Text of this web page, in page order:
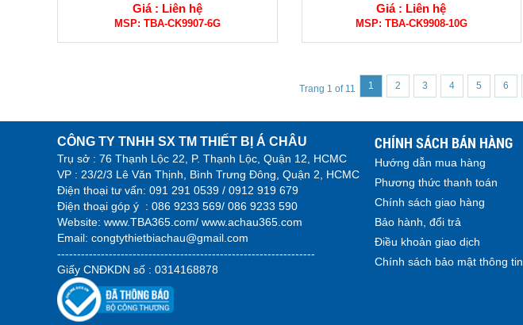
Giá : Liên hệ
MSP: TBA-CK9907-6G
Giá : Liên hệ
MSP: TBA-CK9908-10G
Trang 1 of 11 1 2 3 4 5 6
CÔNG TY TNHH SX TM THIẾT BỊ Á CHÂU
Trụ sở : 76 Thạnh Lộc 22, P. Thạnh Lộc, Quận 12, HCMC
VP : 23/2/3 Lê Văn Thịnh, Bình Trưng Đông, Quận 2, HCMC
Điện thoại tư vấn: 091 291 0539 / 0912 919 679
Điện thoại góp ý : 086 9233 569/ 086 9233 590
Website: www.TBA365.com/ www.achau365.com
Email: congtythietbiachau@gmail.com
-----------------------------------------------------------------
Giấy CNĐKDN số : 0314168878
CHÍNH SÁCH BÁN HÀNG
Hướng dẫn mua hàng
Phương thức thanh toán
Chính sách giao hàng
Bảo hành, đổi trả
Điều khoản giao dịch
Chính sách bảo mật thông tin